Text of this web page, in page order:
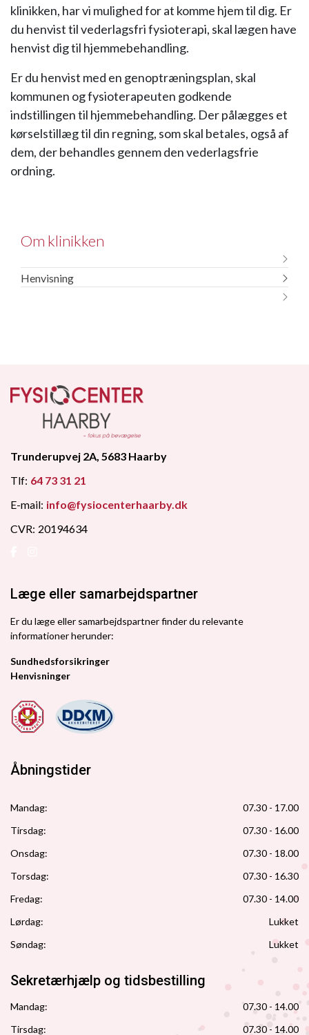
klinikken, har vi mulighed for at komme hjem til dig. Er
du henvist til vederlagsfri fysioterapi, skal lægen have
henvist dig til hjemmebehandling.
Er du henvist med en genoptræningsplan, skal
kommunen og fysioterapeuten godkende
indstillingen til hjemmebehandling. Der pålægges et
kørselstillæg til din regning, som skal betales, også af
dem, der behandles gennem den vederlagsfrie
ordning.
Om klinikken
Henvisning
Trunderupvej 2A, 5683 Haarby
Tlf: 64 73 31 21
E-mail: info@fysiocenterhaarby.dk
CVR: 20194634
Læge eller samarbejdspartner
Er du læge eller samarbejdspartner finder du relevante
informationer herunder:
Sundhedsforsikringer
Henvisninger
Åbningstider
Mandag:
07.30 - 17.00
Tirsdag:
07.30 - 16.00
Onsdag:
07.30 - 18.00
Torsdag:
07.30 - 16.30
Fredag:
07.30 - 14.00
Lørdag:
Lukket
Søndag:
Lukket
Sekretærhjælp og tidsbestilling
Mandag:
07.30 - 14.00
Tirsdag:
07.30 - 14.00